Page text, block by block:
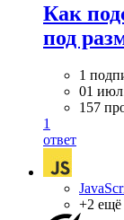
Как
под
1
01
157
1
ответ
+2 ещё